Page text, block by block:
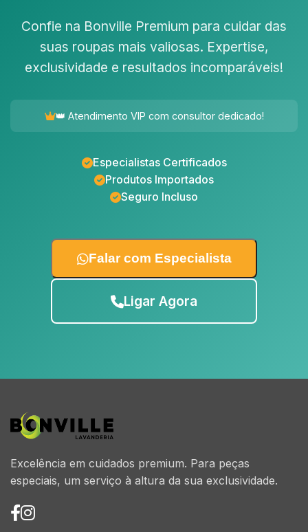
Confie na Bonville Premium para cuidar das
suas roupas mais valiosas. Expertise,
exclusividade e resultados incomparáveis!
👑 Atendimento VIP com consultor dedicado!
Especialistas Certificados
Produtos Importados
Seguro Incluso
Falar com Especialista
Ligar Agora
Excelência em cuidados premium. Para peças
especiais, um serviço à altura da sua exclusividade.